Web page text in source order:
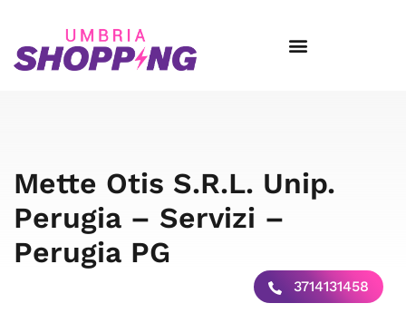
Mette Otis S.R.L. Unip.
Perugia – Servizi –
Perugia PG
3714131458